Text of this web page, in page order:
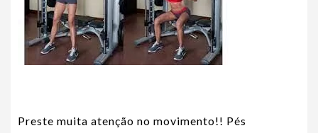
Preste muita atenção no movimento!! Pés